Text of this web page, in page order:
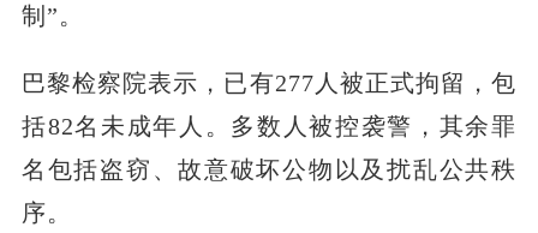
制”。
巴黎检察院表示，已有277人被正式拘留，包
括82名未成年人。多数人被控袭警，其余罪
名包括盗窃、故意破坏公物以及扰乱公共秩
序。